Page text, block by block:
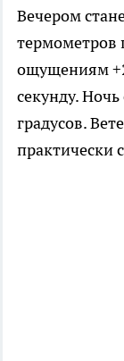
Вечером
термометров
ощущениям
секунду.
градусов.
практически